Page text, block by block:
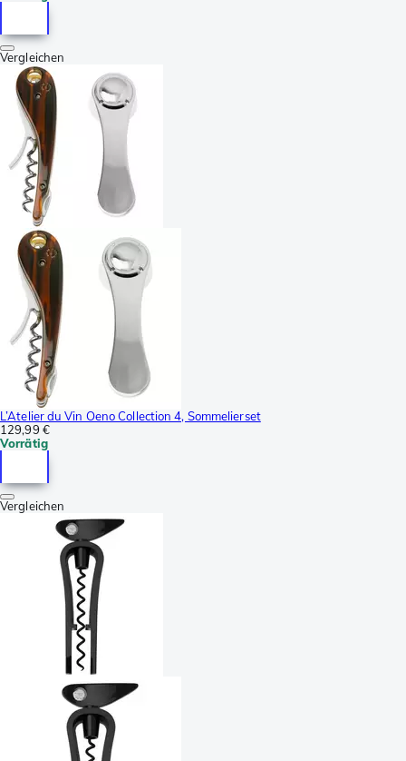
Vergleichen
L’Atelier du Vin Oeno Collection 4, Sommelierset
129,99 €
Vorrätig
Vergleichen